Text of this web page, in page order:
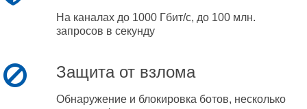
На каналах до 1000 Гбит/с, до 100 млн.
запросов в секунду
Защита от взлома
Обнаружение и блокировка ботов, несколько